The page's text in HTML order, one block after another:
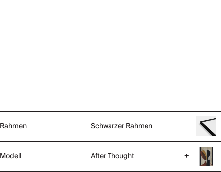
Rahmen Schwarzer Rahmen
Modell After Thought +